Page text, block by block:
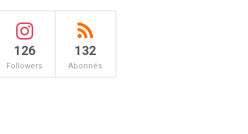
126
Followers
132
Abonnés